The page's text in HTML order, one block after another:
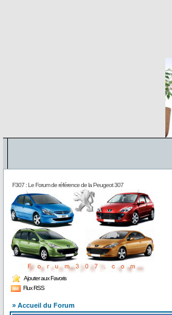
F307 : Le Forum de référence de la Peugeot 307
Ajouter aux Favoris
Flux RSS
» Accueil du Forum